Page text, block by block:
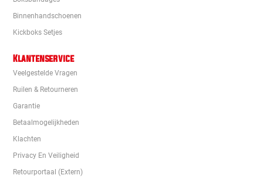
Binnenhandschoenen
Kickboks Setjes
Klantenservice
Veelgestelde Vragen
Ruilen & Retourneren
Garantie
Betaalmogelijkheden
Klachten
Privacy En Veiligheid
Retourportaal (extern)